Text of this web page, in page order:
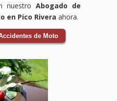
nuestro Abogado de
en Pico Rivera ahora.
de Moto